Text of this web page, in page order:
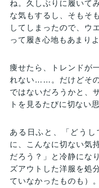
ね。久しぶりに履いて
な気もするし、そもそ
してしまったので、ウ
って履き心地もあまり
痩せたら、トレンドが
れない……。だけどそ
ではないだろうかと、
トを見るたびに切ない
ある日ふと、「どう
に、こんなに切ない気
だろう？」と冷静にな
ズアウトした洋服を処
ていなかったものも）